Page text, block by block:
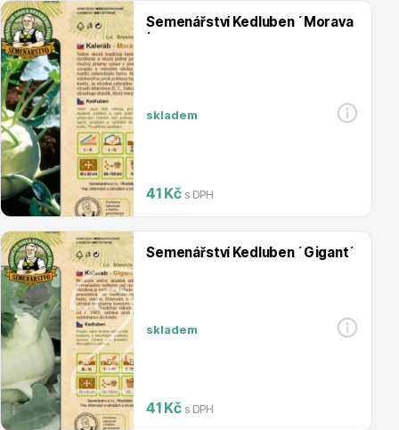
Vřesovištní rostliny
Vánoční stromky v květináčích a řezané
Magnólie
Semenářství Kedluben ´Morava
´
skladem
41 Kč s DPH
Semenářství Kedluben ´Gigant´
skladem
41 Kč s DPH